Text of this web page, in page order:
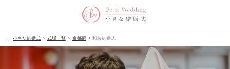
小さな結婚式 式場一覧 京都府 和装結婚式